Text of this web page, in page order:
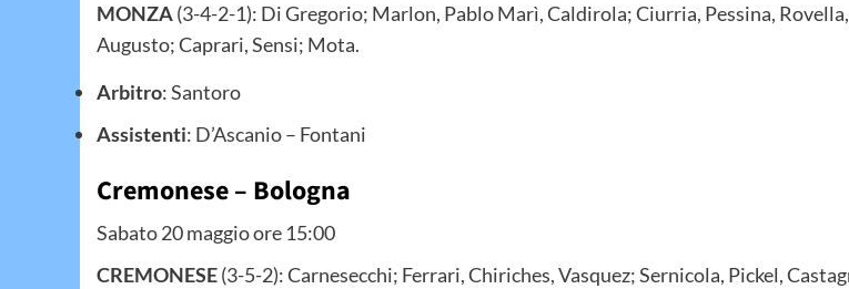
MONZA(3-4-2-1): Di Gregorio; Marlon, Pablo Marì, Caldirola; Ciurria, Pessina,
Augusto; Caprari, Sensi; Mota.
Arbitro: Santoro
Assistenti: D’Ascanio – Fontani
Cremonese – Bologna
Sabato 20 maggio ore 15:00
CREMONESE(3-5-2): Carnesecchi; Ferrari, Chiriches, Vasquez; Sernicola, Pickel,